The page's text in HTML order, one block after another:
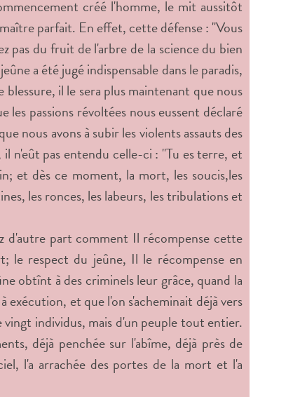
créé l'homme, le mit aussitôt
parfait. En effet, cette défense : "Vous
pas du fruit de l'arbre de la science du bien
a été jugé indispensable dans le paradis,
il le sera plus maintenant que nous
les passions révoltées nous eussent déclaré
nous avons à subir les violents assauts des
n'eût pas entendu celle-ci : "Tu es terre, et
et dès ce moment, la mort, les soucis,les
les ronces, les labeurs, les tribulations et
d'autre part comment Il récompense cette
le respect du jeûne, Il le récompense en
obtînt à des criminels leur grâce, quand la
et que l'on s'acheminait déjà vers
individus, mais d'un peuple tout entier.
déjà penchée sur l'abîme, déjà près de
l'a arrachée des portes de la mort et l'a